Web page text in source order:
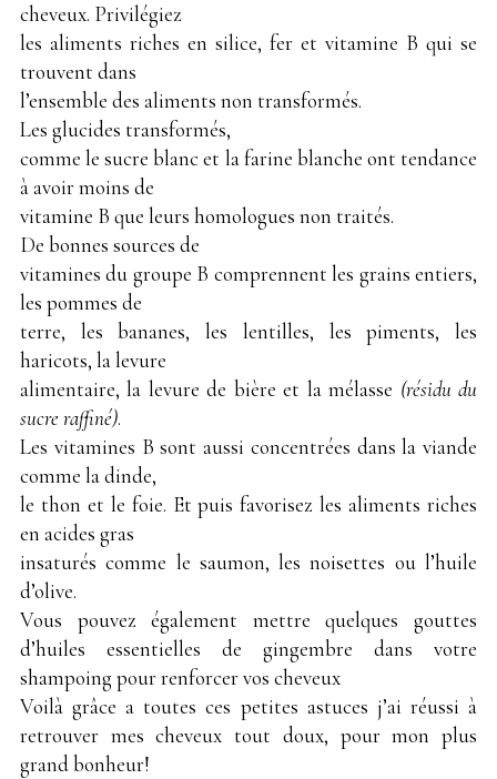
cheveux. Privilégiez
les aliments riches en silice, fer et vitamine B qui se
trouvent dans
l’ensemble des aliments non transformés.
Les glucides transformés,
comme le sucre blanc et la farine blanche ont tendance
à avoir moins de
vitamine B que leurs homologues non traités.
De bonnes sources de
vitamines du groupe B comprennent les grains entiers,
les pommes de
terre, les bananes, les lentilles, les piments, les
haricots, la levure
alimentaire, la levure de bière et la mélasse (résidu du
sucre raffiné).
Les vitamines B sont aussi concentrées dans la viande
comme la dinde,
le thon et le foie. Et puis favorisez les aliments riches
en acides gras
insaturés comme le saumon, les noisettes ou l’huile
d’olive.
Vous pouvez également mettre quelques gouttes
d’huiles essentielles de gingembre dans votre
shampoing pour renforcer vos cheveux
Voilà grâce a toutes ces petites astuces j’ai réussi à
retrouver mes cheveux tout doux, pour mon plus
grand bonheur!